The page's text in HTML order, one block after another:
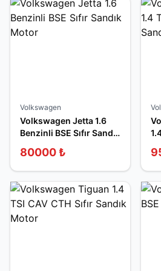
Volkswagen
Volkswagen Jetta 1.6
Benzinli BSE Sıfır Sandık
80000 ₺